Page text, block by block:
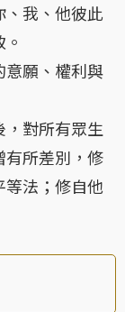
、我、他彼此
意願、權利與
對所有眾生
有所差別，修
等法；修自他